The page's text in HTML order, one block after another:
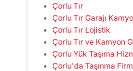
Çorlu Tır
Çorlu Tır Garajı
Çorlu Tır Lojistik
Çorlu Tır ve Kamyon
Çorlu Yük Taşıma
Çorlu'da Taşınma